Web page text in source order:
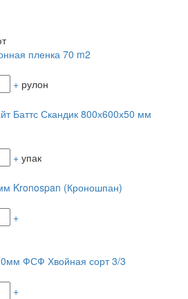
пленка 70 m2
+ рулон
Баттс Скандик 800х600х50 мм
+ упак
Kronospan (Кроношпан)
+
ФСФ Хвойная сорт 3/3
+